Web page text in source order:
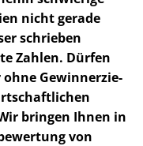
nicht gerade
schrieben
Zahlen. Dürfen
Ge­winn­erzie­
bringen Ihnen in
von